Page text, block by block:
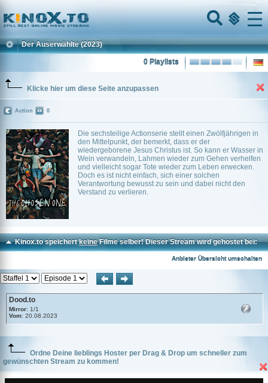
Home
Menu
Der Auserwählte (2023)
0 Playlists
Klicke hier um diese Seite anzupassen
Die sechsteilige Actionserie stellt einen Zwölfjährigen in
den Mittelpunkt, der bemerkt, dass er der
wiedergeborene Jesus Christus ist. So kann er Wasser in
Wein verwandeln, Lahmen wieder zum Gehen verhelfen
und vielleicht sogar Tote wieder zum Leben erwecken.
Doch es ist nicht einfach, sich einer solchen
Verantwortung bewusst zu sein und dabei nicht den
Verstand zu verlieren.
Action 0
Kinox.to speichertkeineFilme selber! Dieser Stream wird gehostet bei:
Anbieter Übersicht umschalten
Dood.to
Mirror: 1/1
Vom: 20.08.2023
Ordne Deine lieblings Hoster per Drag & Drop um schneller zum
gewünschten Stream zu kommen!